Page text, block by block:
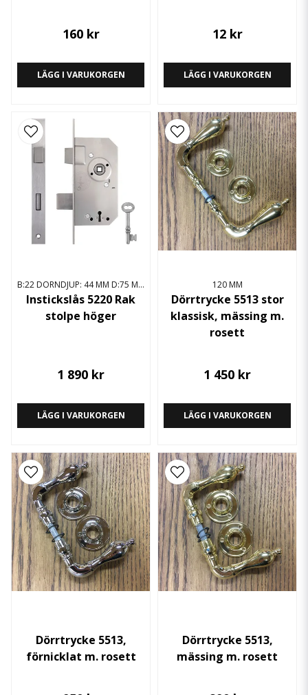
160 kr
LÄGG I VARUKORGEN
12 kr
LÄGG I VARUKORGEN
B:22 DORNDJUP: 44 MM D:75 MM
Instickslås 5220 Rak
stolpe höger
1 890 kr
LÄGG I VARUKORGEN
120 MM
Dörrtrycke 5513 stor
klassisk, mässing m.
rosett
1 450 kr
LÄGG I VARUKORGEN
Dörrtrycke 5513,
förnicklat m. rosett
Dörrtrycke 5513,
mässing m. rosett